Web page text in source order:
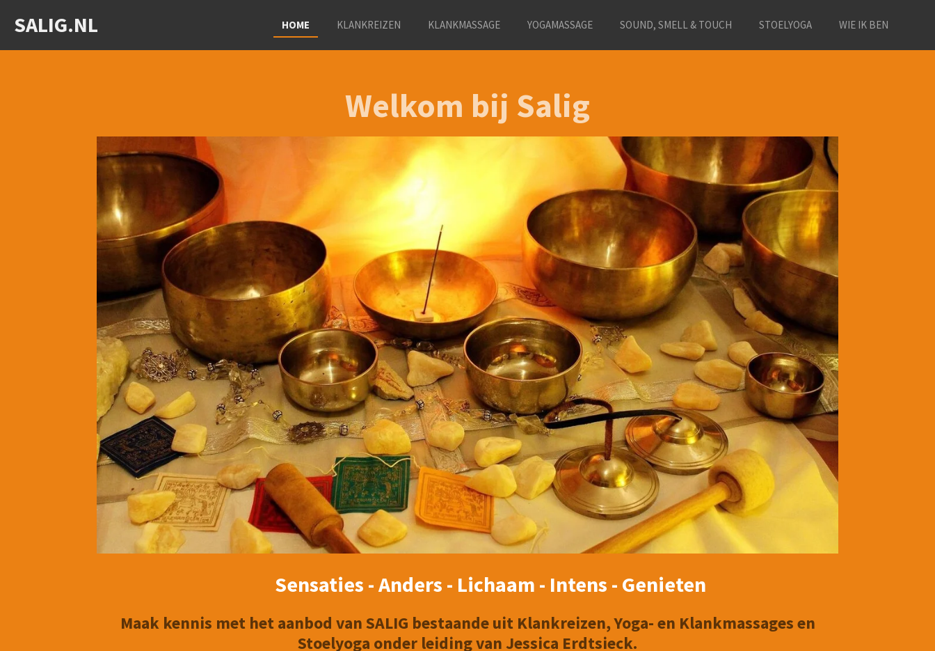
direct
SALIG.NL HOME KLANKREIZEN KLANKMASSAGE YOGAMASSAGE SOUND, SMELL & TOUCH STOELYOGA WIE IK BEN
Welkom bij Salig
Sensaties - Anders - Lichaam - Intens - Genieten
Maak kennis met het aanbod van SALIG bestaande uit Klankreizen, Yoga- en Klankmassages en
Stoelyoga onder leiding van Jessica Erdtsieck.